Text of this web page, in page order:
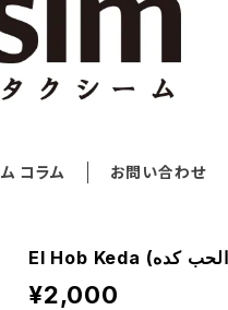
コラム お問い合わせ
¥2,000